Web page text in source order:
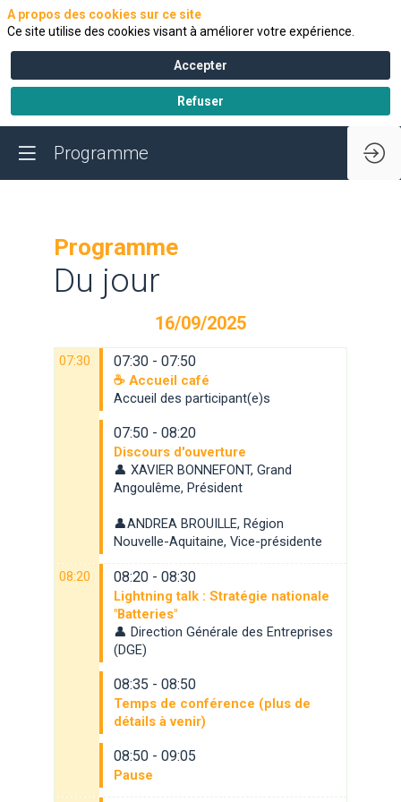
Programme
Programme
Du jour
16/09/2025
07:30 07:30 - 07:50
☕ Accueil café
Accueil des participant(e)s
07:50 - 08:20
Discours d'ouverture
👤 XAVIER BONNEFONT, Grand
Angoulême, Président
👤ANDREA BROUILLE, Région
Nouvelle-Aquitaine, Vice-présidente
08:20 08:20 - 08:30
Lightning talk : Stratégie nationale
"Batteries"
👤 Direction Générale des Entreprises
(DGE)
08:35 - 08:50
Temps de conférence (plus de
détails à venir)
08:50 - 09:05
Pause
A propos des cookies sur ce site
Ce site utilise des cookies visant à améliorer votre expérience.
Accepter
Refuser